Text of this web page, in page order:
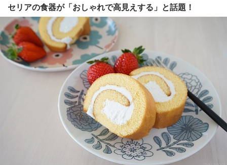
セリアの食器が「おしゃれで高見えする」と話題！